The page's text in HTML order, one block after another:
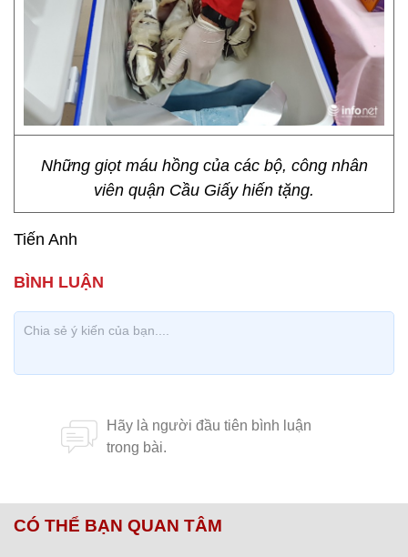
Những giọt máu hồng của các bộ, công nhân
viên quận Cầu Giấy hiến tặng.
Tiến Anh
CÓ THỂ BẠN QUAN TÂM